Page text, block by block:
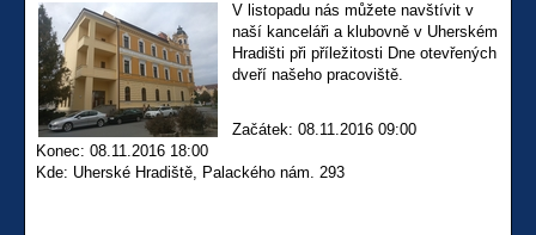
V listopadu nás můžete navštívit v
naší kanceláři a klubovně v Uherském
Hradišti při příležitosti Dne otevřených
dveří našeho pracoviště.
Začátek: 08.11.2016 09:00
Konec: 08.11.2016 18:00
Kde: Uherské Hradiště, Palackého nám. 293